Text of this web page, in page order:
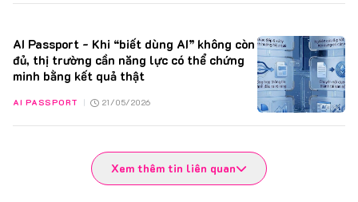
AI Passport - Khi “biết dùng AI” không còn
đủ, thị trường cần năng lực có thể chứng
minh bằng kết quả thật
AI PASSPORT 21/05/2026
Xem thêm tin liên quan